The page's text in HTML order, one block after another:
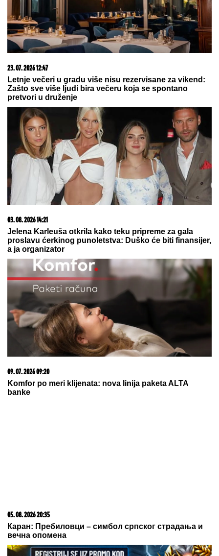
05. 08. 2026 11:59
Centralna Srbija dobija bolnicu od čak 12 spratova -
05. 08. 2026 15:45
Сазнања „Политике”: Ко је поставио замку
Митрополиту Методију у Горњем Заостру
05. 08. 2026 06:45
Šta dete nasleđuje od oca, a šta od majke? Sve što
treba da znate o genetici
03. 08. 2026 14:21